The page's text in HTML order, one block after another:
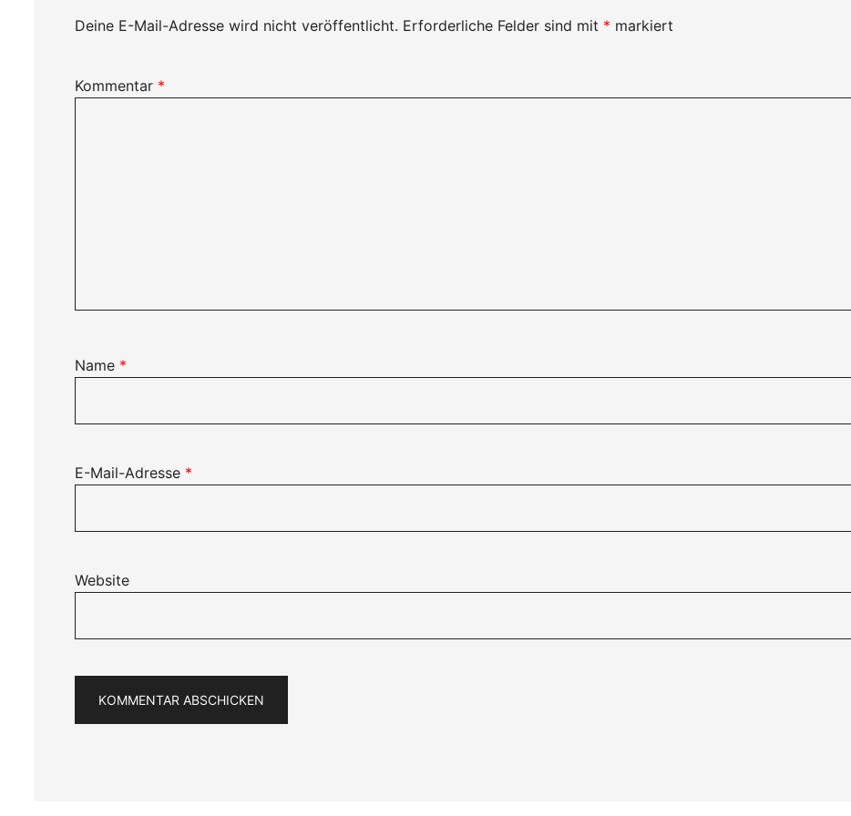
Deine E-Mail-Adresse wird nicht veröffentlicht. Erforderliche Felder sind mit * markiert
Kommentar *
Name *
E-Mail-Adresse *
Website